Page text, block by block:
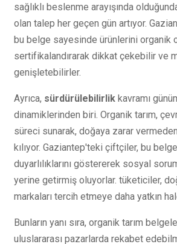
sağlıklı beslenme arayışında
olan talep her geçen gün artıyor.
bu belge sayesinde ürünlerini organik
sertifikalandırarak dikkat çekebilir ve
genişletebilirler.
Ayrıca, sürdürülebilirlik kavramı
dinamiklerinden biri. Organik tarım,
süreci sunarak, doğaya zarar vermeden
kılıyor. Gaziantep'teki çiftçiler, bu
duyarlılıklarını göstererek sosyal
yerine getirmiş oluyorlar. tüketiciler,
markaları tercih etmeye daha yatkın
Bunların yanı sıra, organik tarım
uluslararası pazarlarda rekabet